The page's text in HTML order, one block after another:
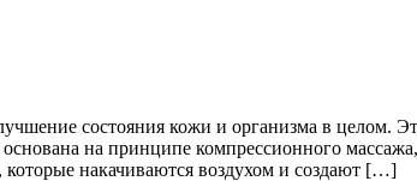
состояния кожи и организма в целом.
на принципе компрессионного
накачиваются воздухом и создают […]